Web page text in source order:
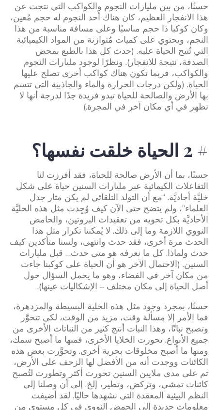
حسنًا، من بين مليارات النجوم والكواكب التي نتجت عن
هذا الانفجار العظيم، كان هناك أحد النجوم له حجم مُعين،
وكان كوكبا ذا حجم مناسبًا وعلى مسافة مناسبة من هذا
النجم، ويحتوي على كميات مُتوازنة من المواد الكيميائية
التي تُتيح الحياة عليه. (حدث كل هذا بالطبع بمحض
الصدفة، نتيجة للانفجار). ونظرًا لوجود مليارات النجوم
والكواكب، فربما تكون هناك كواكب أخرى تصلح عليها
الحياة. (ولكن درجات الحرارة والماء والجاذبية التي تتسم
بها الأرض والصالحة للحياة تبدو فريدة جدًا لدرجة أنها لا
تظهر في أي مكان آخر في المجرة.)
# 2 الحياة خلقت نفسها؟
حسنًا، بما أن الأرض صالحة للحياة، فقد أفرزت لنا
التفاعلات الكيمائية عبر مليارات السنين حياة على شكل
خليَّة أحاديَّة. “مع أن التولد التلقائي لم يكن مثار جدل
العلماء”، ولم يتضح حتى الآن كيف وُجِدت مثل هذه الخليَّة
الأحاديَّة بكل تحويه من تعقيدات البروتين، والحامض
النووي اللازمة وما إلى ذلك. لا يُمكننا تكرار مثل هذا
الحدث مرة أخرى، فقد حدث وانتهى، ولسنا متأكدين كيف
حدث ولماذا. كل ما نعرفه هو متى حدث… قبل مليارات
السنين. (الاحتمال الآخر هو أن الحياة على كوكبنا جاءت
من مكان آخر في الفضاء، وهو ما يحمل السؤال حول
أصل الحياة إلى مكان مختلف – الإشكاليات عينها).
حسنًا، بمجرد وجود مثل هذه الخلية البسيطة والمزدهرة،
فما الأمر إلا مسألة وقت، مزيد من الوقت، لكي تتحوَّر
وتصبح نباتًا، وهذا النبات أنتج كثير من النباتات الأخرى من
جميع الأنواع. تحورت الخلايا الأخرى، فمنها ما أصبح سمك،
ومنها ما أصبح مخلوقات بحرية أخرى. وتحوَّرت بعض هذه
الكائنات ووجدت أنه من الأفضل لها الزحف على الأرض،
ثم على مدى ملايين السنين تحورت أكثر وتطورت لتُصبح
كائنات تمشي، وتركض، وتطير، إلخ. إلى أن وصلنا إلى
النظم البيئية المعقدة التي نشهدها حاليًا. لقد أضيفت
معلومات جديدة إلى الحمض النووي في كل مستوى من